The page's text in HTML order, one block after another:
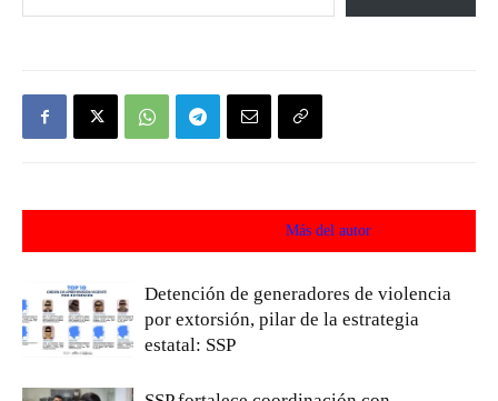
Más del autor
Detención de generadores de violencia
por extorsión, pilar de la estrategia
estatal: SSP